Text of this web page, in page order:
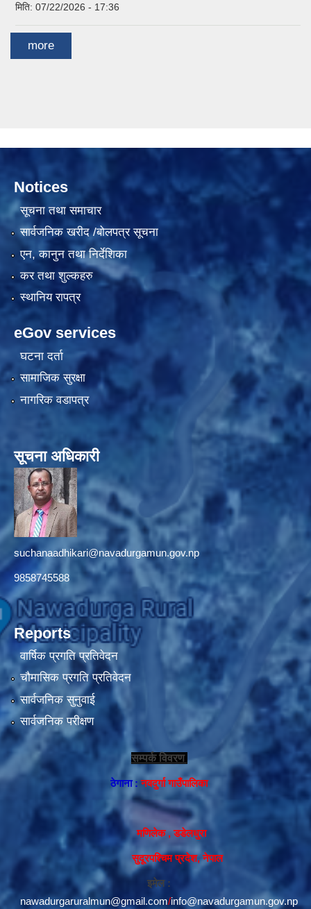
मिति: 07/22/2026 - 17:36
more
Notices
सूचना तथा समाचार
सार्वजनिक खरीद /बोलपत्र सूचना
एन, कानुन तथा निर्देशिका
कर तथा शुल्कहरु
स्थानिय रापत्र
eGov services
घटना दर्ता
सामाजिक सुरक्षा
नागरिक वडापत्र
सूचना अधिकारी
suchanaadhikari@navadurgamun.gov.np
9858745588
Reports
वार्षिक प्रगति प्रतिवेदन
चौमासिक प्रगति प्रतिवेदन
सार्वजनिक सुनुवाई
सार्वजनिक परीक्षण
सम्पर्क विवरण
ठेगाना :नवदुर्गा गाउँपालिका
मणिलेक , डडेलधुरा
सुदूरपश्चिम प्रदेश, नेपाल
इमेल :
nawadurgaruralmun@gmail.com/info@navadurgamun.gov.np